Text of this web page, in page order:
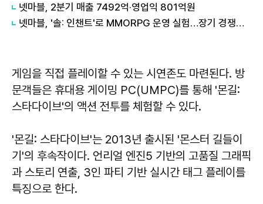
넷마블, 2분기 매출 7492억·영업익 801억원
넷마블, '솔: 인챈트'로 MMORPG 운영 실험…장기 경쟁력 검증 나선다
게임을 직접 플레이할 수 있는 시연존도 마련된다. 방
문객들은 휴대용 게이밍 PC(UMPC)를 통해 '몬길:
스타다이브'의 액션 전투를 체험할 수 있다.
'몬길: 스타다이브'는 2013년 출시된 '몬스터 길들이
기'의 후속작이다. 언리얼 엔진5 기반의 고품질 그래픽
과 스토리 연출, 3인 파티 기반 실시간 태그 플레이를
특징으로 한다.